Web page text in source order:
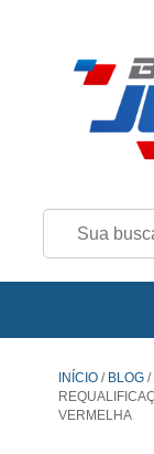
INÍCIO / BLOG /
VERMELHA